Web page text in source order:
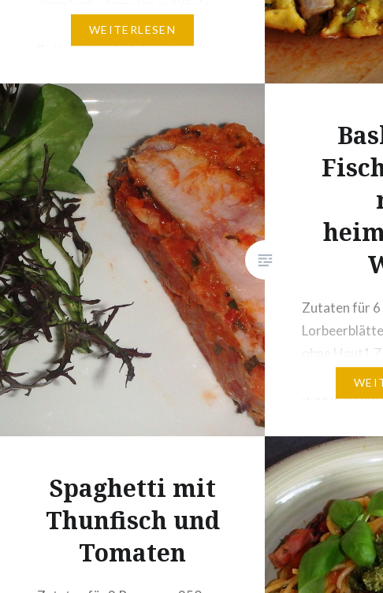
Pfeffer, Chiliflocken1 TL
Butterschmalz Zubereitung:
zu viel Kerne sind, das
Innenleben herausschaben. An
der groben Raffel reiben und
einsalzen. Ca. 1 Stunde stehen
lassen. Dann gut ausdrücken….
WEITERLESEN
Zutaten für 6
ohne Haut1
Tomaten,
Eier50 g
Bund
Dose
Öl)1 Dose
Zubereitung:
Spaghetti mit
Thunfisch und
Tomaten